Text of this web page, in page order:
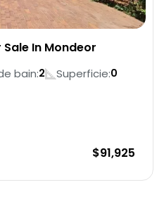
In Mondeor
bain:2 Superficie:0
$91,925